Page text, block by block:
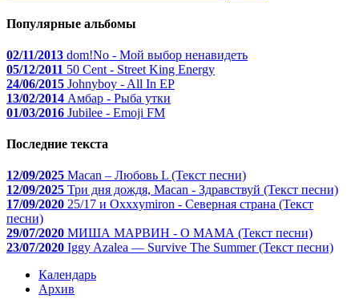
Популярные альбомы
02/11/2013 dom!No - Мой выбор ненавидеть
05/12/2011 50 Cent - Street King Energy
24/06/2015 Johnyboy - All In EP
13/02/2014 Амбар - Рыба утки
01/03/2016 Jubilee - Emoji FM
Последние текста
12/09/2025 Macan – Любовь L (Текст песни)
12/09/2025 Три дня дождя, Macan - Здравствуй (Текст песни)
17/09/2020 25/17 и Oxxxymiron - Северная страна (Текст
песни)
29/07/2020 МИША МАРВИН - О МАМА (Текст песни)
23/07/2020 Iggy Azalea — Survive The Summer (Текст песни)
Календарь
Архив